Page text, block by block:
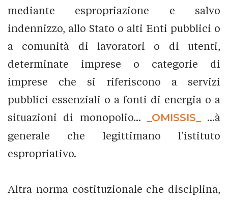
mediante espropriazione e salvo
indennizzo, allo Stato o alti Enti pubblici o
a comunità di lavoratori o di utenti,
determinate imprese o categorie di
imprese che si riferiscono a servizi
pubblici essenziali o a fonti di energia o a
situazioni di monopolio...
_OMISSIS_
...à
generale che legittimano l’istituto
espropriativo.
Altra norma costituzionale che disciplina,